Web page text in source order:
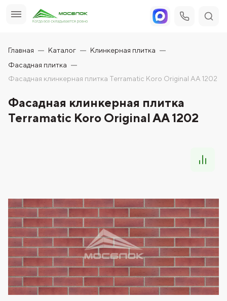
Главная Каталог
Клинкерная плитка
Фасадная плитка
Фасадная клинкерная плитка Terramatic Koro Original AA 1202
Фасадная клинкерная плитка
Terramatic Koro Original AA 1202